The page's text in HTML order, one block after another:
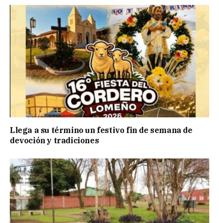
Llega a su término un festivo fin de semana de
devoción y tradiciones